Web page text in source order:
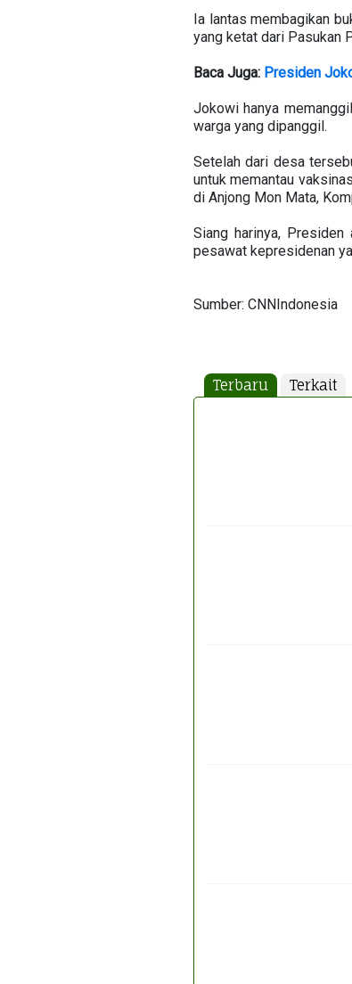
Ia lantas membagikan
yang ketat dari Pasukan
Baca Juga: Presiden
Jokowi hanya
warga yang dipanggil.
Setelah dari desa
untuk memantau
di Anjong Mon Mata,
Siang harinya, Presiden
pesawat kepresidenan
Sumber: CNNIndonesia
Terbaru Terkait